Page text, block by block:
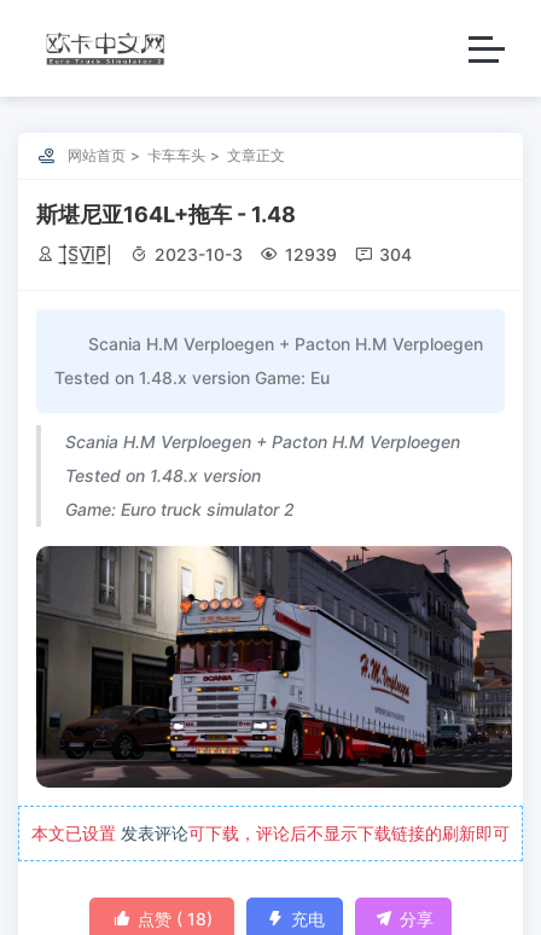
 网站首页 卡车车头 文章正文
斯堪尼亚164L+拖车 - 1.48
 |̲̅S̲̅V̲̅I̲̅P̲̲̅̅|  2023-10-3  12939  304
Scania H.M Verploegen + Pacton H.M Verploegen
Tested on 1.48.x version Game: Eu
Scania H.M Verploegen + Pacton H.M Verploegen
Tested on 1.48.x version
Game: Euro truck simulator 2
本文已设置 发表评论可下载，评论后不显示下载链接的刷新即可
 点赞 (18)  充电  分享